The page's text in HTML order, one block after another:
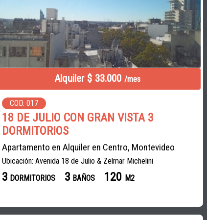
Alquiler $ 33.000 /mes
COD. 017
18 DE JULIO CON GRAN VISTA 3
DORMITORIOS
Apartamento en Alquiler en Centro, Montevideo
Ubicación: Avenida 18 de Julio & Zelmar Michelini
3 DORMITORIOS 3 BAÑOS 120 M2